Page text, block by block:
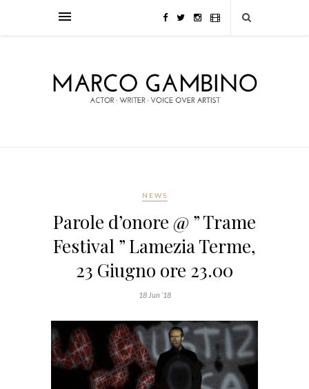
NEWS
Parole d’onore @ ” Trame
Festival ” Lamezia Terme,
23 Giugno ore 23.00
18 Jun ’18